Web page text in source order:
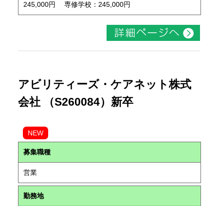
245,000円 専修学校：245,000円
アビリティーズ・ケアネット株式
会社 （S260084）新卒
NEW
募集職種
営業
勤務地